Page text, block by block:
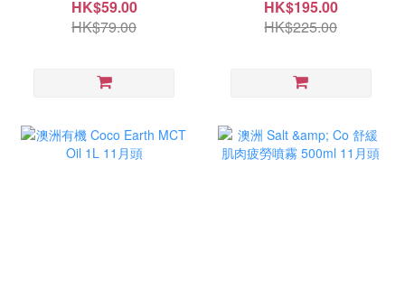
HK$59.00
HK$79.00
HK$195.00
HK$225.00